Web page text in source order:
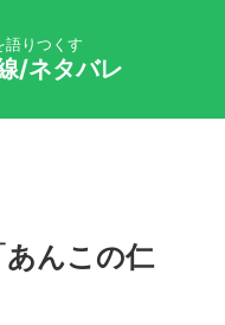
語りつくす
/ネタバレ
あんこの仁